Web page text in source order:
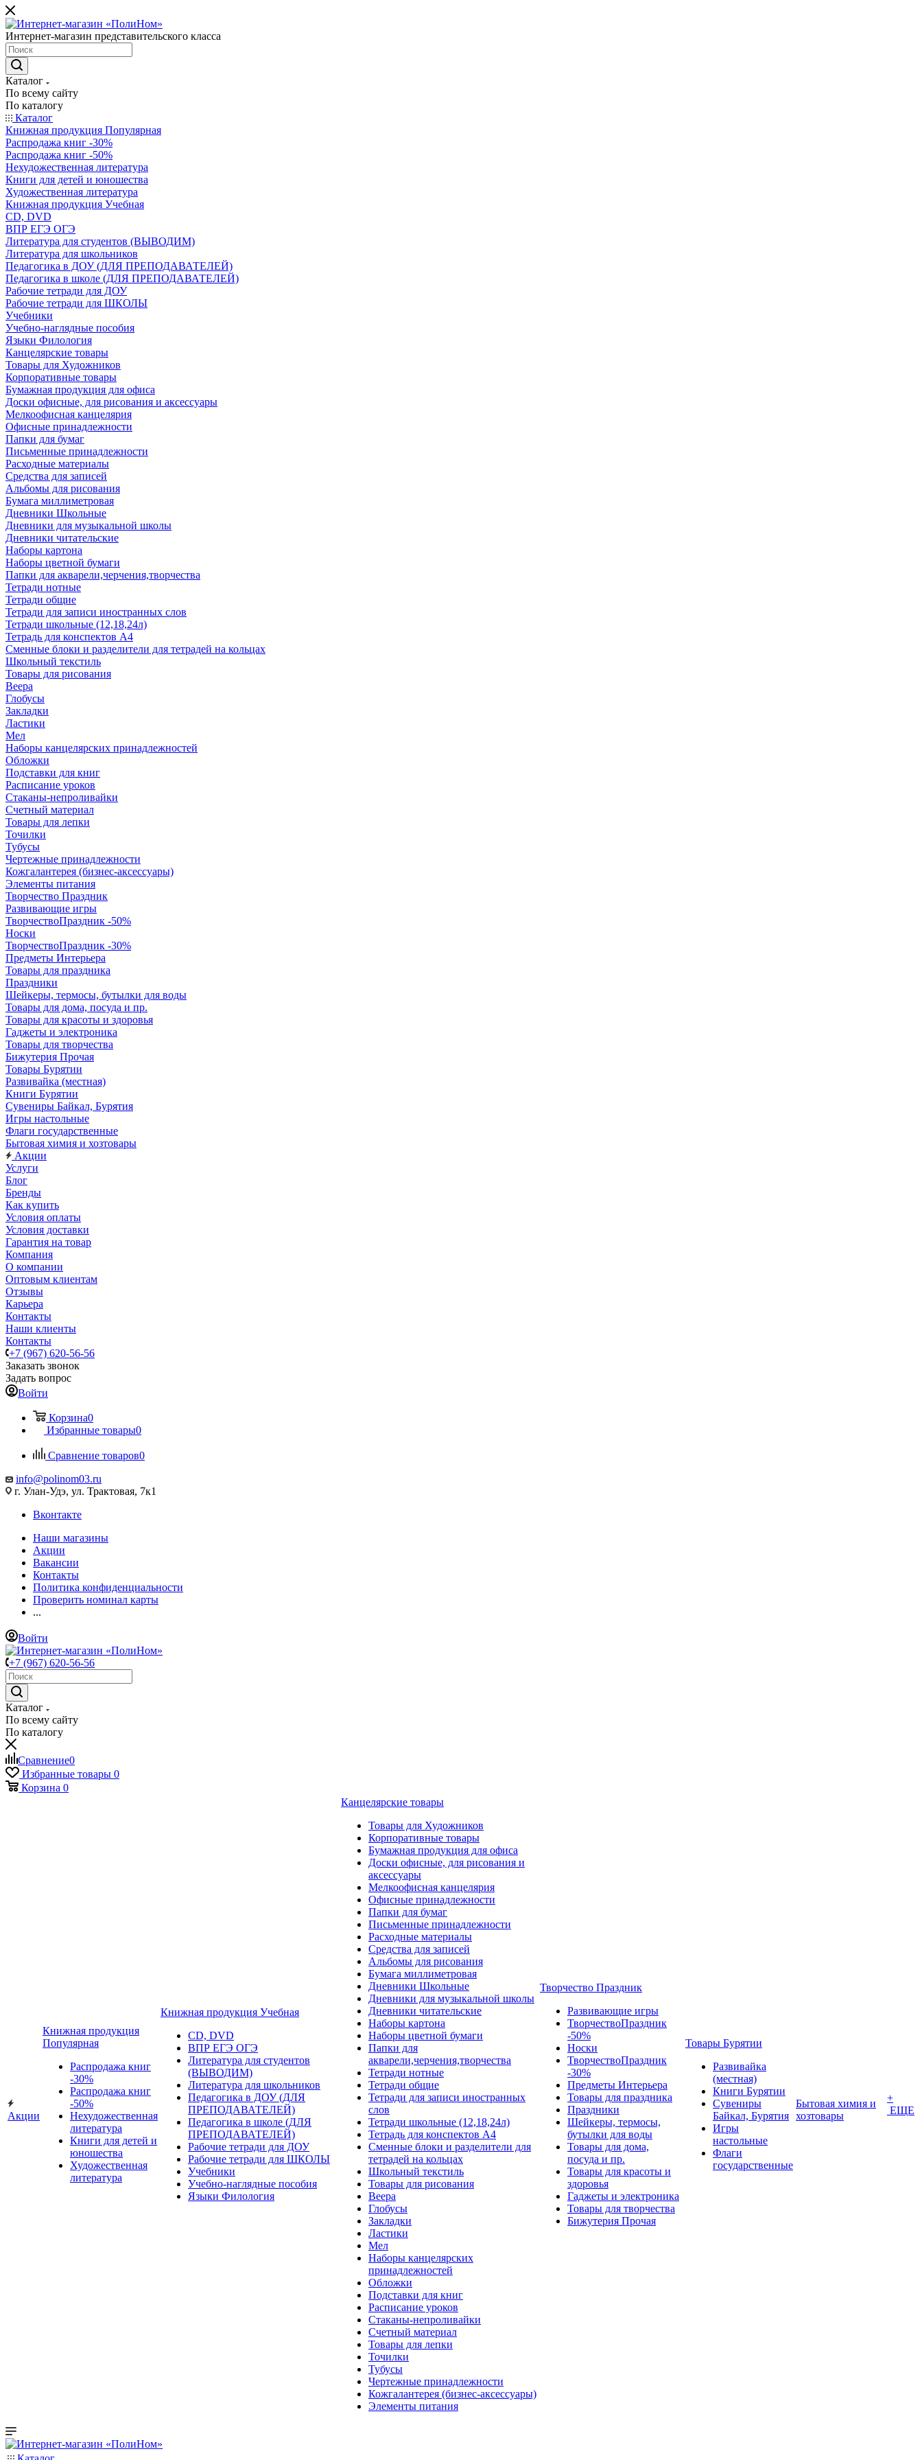
Интернет-магазин представительского класса
Каталог
По всему сайту
По каталогу
Каталог
Книжная продукция Популярная
Распродажа книг -30%
Распродажа книг -50%
Нехудожественная литература
Книги для детей и юношества
Художественная литература
Книжная продукция Учебная
CD, DVD
ВПР ЕГЭ ОГЭ
Литература для студентов (ВЫВОДИМ)
Литература для школьников
Педагогика в ДОУ (ДЛЯ ПРЕПОДАВАТЕЛЕЙ)
Педагогика в школе (ДЛЯ ПРЕПОДАВАТЕЛЕЙ)
Рабочие тетради для ДОУ
Рабочие тетради для ШКОЛЫ
Учебники
Учебно-наглядные пособия
Языки Филология
Канцелярские товары
Товары для Художников
Корпоративные товары
Бумажная продукция для офиса
Доски офисные, для рисования и аксессуары
Мелкоофисная канцелярия
Офисные принадлежности
Папки для бумаг
Письменные принадлежности
Расходные материалы
Средства для записей
Альбомы для рисования
Бумага миллиметровая
Дневники Школьные
Дневники для музыкальной школы
Дневники читательские
Наборы картона
Наборы цветной бумаги
Папки для акварели,черчения,творчества
Тетради нотные
Тетради общие
Тетради для записи иностранных слов
Тетради школьные (12,18,24л)
Тетрадь для конспектов А4
Сменные блоки и разделители для тетрадей на кольцах
Школьный текстиль
Товары для рисования
Веера
Глобусы
Закладки
Ластики
Мел
Наборы канцелярских принадлежностей
Обложки
Подставки для книг
Расписание уроков
Стаканы-непроливайки
Счетный материал
Товары для лепки
Точилки
Тубусы
Чертежные принадлежности
Кожгалантерея (бизнес-аксессуары)
Элементы питания
Творчество Праздник
Развивающие игры
ТворчествоПраздник -50%
Носки
ТворчествоПраздник -30%
Предметы Интерьера
Товары для праздника
Праздники
Шейкеры, термосы, бутылки для воды
Товары для дома, посуда и пр.
Товары для красоты и здоровья
Гаджеты и электроника
Товары для творчества
Бижутерия Прочая
Товары Бурятии
Развивайка (местная)
Книги Бурятии
Сувениры Байкал, Бурятия
Игры настольные
Флаги государственные
Бытовая химия и хозтовары
Акции
Услуги
Блог
Бренды
Как купить
Условия оплаты
Условия доставки
Гарантия на товар
Компания
О компании
Оптовым клиентам
Отзывы
Карьера
Контакты
Наши клиенты
Контакты
+7 (967) 620-56-56
Заказать звонок
Задать вопрос
Войти
Корзина0
Избранные товары0
Сравнение товаров0
info@polinom03.ru
г. Улан-Удэ, ул. Трактовая, 7к1
Вконтакте
Наши магазины
Акции
Вакансии
Контакты
Политика конфиденциальности
Проверить номинал карты
...
Войти
+7 (967) 620-56-56
Каталог
По всему сайту
По каталогу
Сравнение0
Избранные товары 0
Корзина 0
Акции
Книжная продукция
Популярная
Распродажа книг
-30%
Распродажа книг
-50%
Нехудожественная
литература
Книги для детей и
юношества
Художественная
литература
Книжная продукция Учебная
CD, DVD
ВПР ЕГЭ ОГЭ
Литература для студентов
(ВЫВОДИМ)
Литература для школьников
Педагогика в ДОУ (ДЛЯ
ПРЕПОДАВАТЕЛЕЙ)
Педагогика в школе (ДЛЯ
ПРЕПОДАВАТЕЛЕЙ)
Рабочие тетради для ДОУ
Рабочие тетради для ШКОЛЫ
Учебники
Учебно-наглядные пособия
Языки Филология
Канцелярские товары
Товары для Художников
Корпоративные товары
Бумажная продукция для офиса
Доски офисные, для рисования и
аксессуары
Мелкоофисная канцелярия
Офисные принадлежности
Папки для бумаг
Письменные принадлежности
Расходные материалы
Средства для записей
Альбомы для рисования
Бумага миллиметровая
Дневники Школьные
Дневники для музыкальной школы
Дневники читательские
Наборы картона
Наборы цветной бумаги
Папки для
акварели,черчения,творчества
Тетради нотные
Тетради общие
Тетради для записи иностранных
слов
Тетради школьные (12,18,24л)
Тетрадь для конспектов А4
Сменные блоки и разделители для
тетрадей на кольцах
Школьный текстиль
Товары для рисования
Веера
Глобусы
Закладки
Ластики
Мел
Наборы канцелярских
принадлежностей
Обложки
Подставки для книг
Расписание уроков
Стаканы-непроливайки
Счетный материал
Товары для лепки
Точилки
Тубусы
Чертежные принадлежности
Кожгалантерея (бизнес-аксессуары)
Элементы питания
Творчество Праздник
Развивающие игры
ТворчествоПраздник
-50%
Носки
ТворчествоПраздник
-30%
Предметы Интерьера
Товары для праздника
Праздники
Шейкеры, термосы,
бутылки для воды
Товары для дома,
посуда и пр.
Товары для красоты и
здоровья
Гаджеты и электроника
Товары для творчества
Бижутерия Прочая
Товары Бурятии
Развивайка
(местная)
Книги Бурятии
Сувениры
Байкал, Бурятия
Игры
настольные
Флаги
государственные
Бытовая химия и
хозтовары
+
ЕЩЕ